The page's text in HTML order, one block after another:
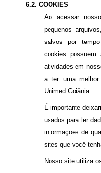
6.2. COOKIES
Ao acessar
pequenos
salvos por
cookies
atividades em
a ter uma melhor
Unimed Goiânia.
É importante
usados para ler
informações de
sites que você
Nosso site utiliza